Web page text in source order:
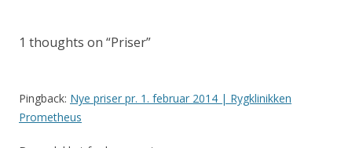
1 thoughts on “Priser”
Pingback: Nye priser pr. 1. februar 2014 | Rygklinikken
Prometheus